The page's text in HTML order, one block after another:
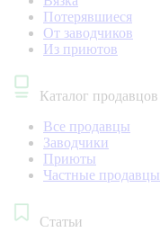
Потерявшиеся
От заводчиков
Из приютов
Каталог продавцов
Все продавцы
Заводчики
Приюты
Частные продавцы
Статьи